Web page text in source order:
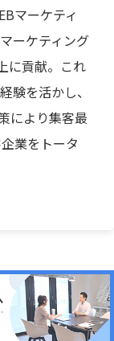
マーケティ
ーケティング
に貢献。これ
験を活かし、
により集客最
業をトータ